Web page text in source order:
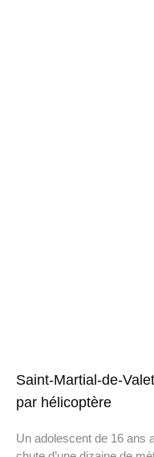
Saint-Martial-de-
par hélicoptère
Un adolescent de 16 ans